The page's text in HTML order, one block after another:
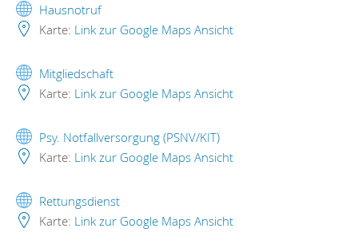
Hausnotruf
Karte: Link zur Google Maps Ansicht
Mitgliedschaft
Karte: Link zur Google Maps Ansicht
Psy. Notfallversorgung (PSNV/KIT)
Karte: Link zur Google Maps Ansicht
Rettungsdienst
Karte: Link zur Google Maps Ansicht